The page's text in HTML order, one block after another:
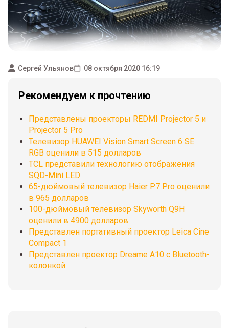
Сергей Ульянов 08 октября 2020 16:19
Рекомендуем к прочтению
Представлены проекторы REDMI Projector 5 и
Projector 5 Pro
Телевизор HUAWEI Vision Smart Screen 6 SE
RGB оценили в 515 долларов
TCL представили технологию отображения
SQD-Mini LED
65-дюймовый телевизор Haier P7 Pro оценили
в 965 долларов
100-дюймовый телевизор Skyworth Q9H
оценили в 4900 долларов
Представлен портативный проектор Leica Cine
Compact 1
Представлен проектор Dreame A10 с Bluetooth-
колонкой